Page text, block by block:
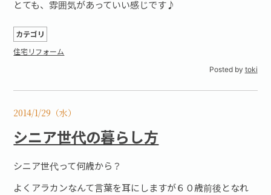
とても、雰囲気があっていい感じです♪
カテゴリ
住宅リフォーム
Posted by toki
2014/1/29（水）
シニア世代の暮らし方
シニア世代って何歳から？
よくアラカンなんて言葉を耳にしますが６０歳前後となれ